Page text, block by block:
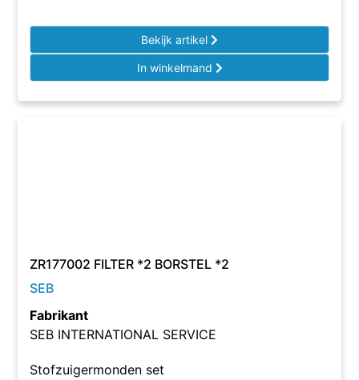
Bekijk artikel
In winkelmand
ZR177002 FILTER *2 BORSTEL *2
SEB
Fabrikant
SEB INTERNATIONAL SERVICE
Stofzuigermonden set